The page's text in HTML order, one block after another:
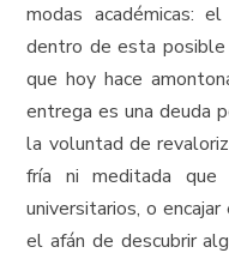
modas académicas:
dentro de esta
que hoy hace
entrega es una deuda
la voluntad de
fría ni meditada que
universitarios, o
el afán de descubrir